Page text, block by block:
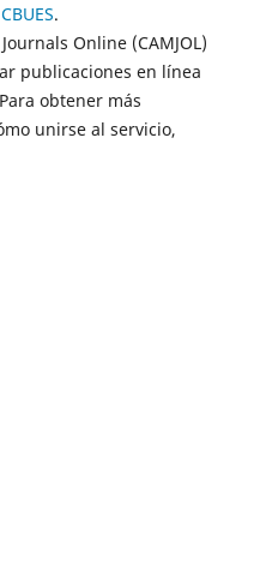
CBUES.
Online (CAMJOL)
publicaciones en línea
obtener más
unirse al servicio,